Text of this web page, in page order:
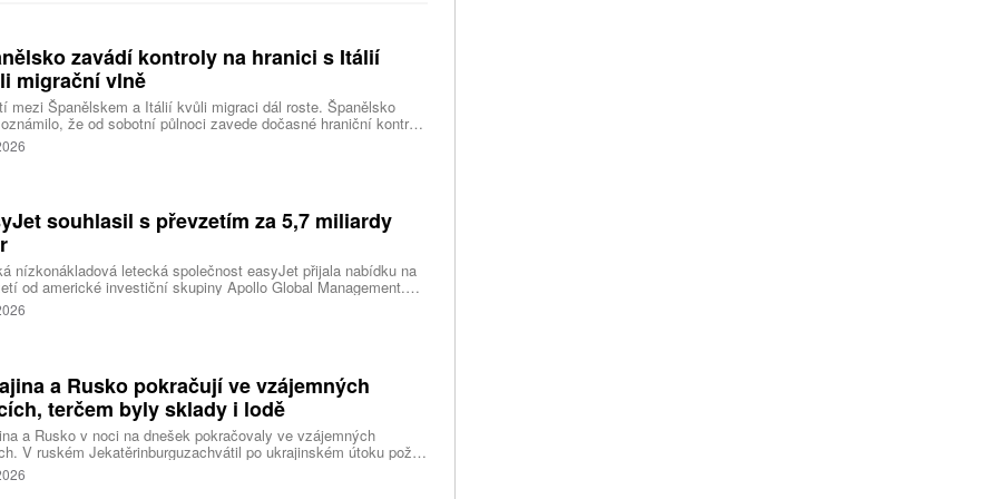
zavádí kontroly na hranici s Itálií
migrační vlně
mezi Španělskem a Itálií kvůli migraci dál roste. Španělsko
že od sobotní půlnoci zavede dočasné hraniční kontroly
z Itálie. Opatření má platit do 7. září a je přímou reakcí na
Říma obnovit kontroly u osob přijíždějících ze Španělska po
souhlasil s převzetím za 5,7 miliardy
nízkonákladová letecká společnost easyJet přijala nabídku na
od americké investiční skupiny Apollo Global Management.
oceňuje aerolinku na 5,7 miliardy liber, tedy přibližně 162
korun.
a Rusko pokračují ve vzájemných
terčem byly sklady i lodě
a Rusko v noci na dnešek pokračovaly ve vzájemných
V ruském Jekatěrinburguzachvátil po ukrajinském útoku požár
centrum ruského internetového prodejce Wildberries.
o tom informovala bez podrobností na síti Telegram.